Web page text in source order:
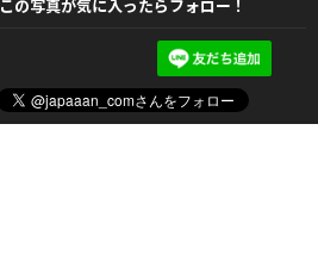
この写真が気に入ったらフォロー！